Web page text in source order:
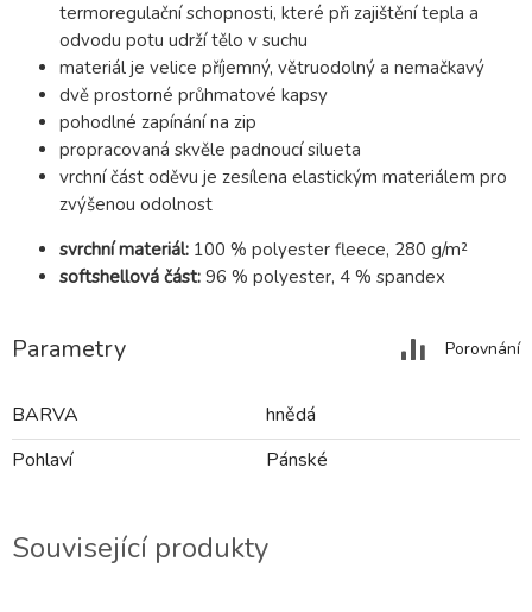
termoregulační schopnosti, které při zajištění tepla a
odvodu potu udrží tělo v suchu
materiál je velice příjemný, větruodolný a nemačkavý
dvě prostorné průhmatové kapsy
pohodlné zapínání na zip
propracovaná skvěle padnoucí silueta
vrchní část oděvu je zesílena elastickým materiálem pro
zvýšenou odolnost
svrchní materiál: 100 % polyester fleece, 280 g/m²
softshellová část: 96 % polyester, 4 % spandex
Parametry Porovnání
BARVA
hnědá
Pohlaví
Pánské
Související produkty